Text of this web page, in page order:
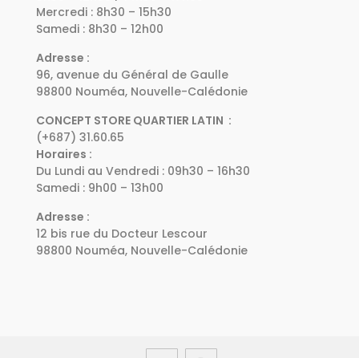
Mercredi : 8h30 – 15h30
Samedi : 8h30 – 12h00
Adresse :
96, avenue du Général de Gaulle
98800 Nouméa, Nouvelle-Calédonie
CONCEPT STORE QUARTIER LATIN :
(+687) 31.60.65
Horaires :
Du Lundi au Vendredi : 09h30 – 16h30
Samedi : 9h00 – 13h00
Adresse :
12 bis rue du Docteur Lescour
98800 Nouméa, Nouvelle-Calédonie